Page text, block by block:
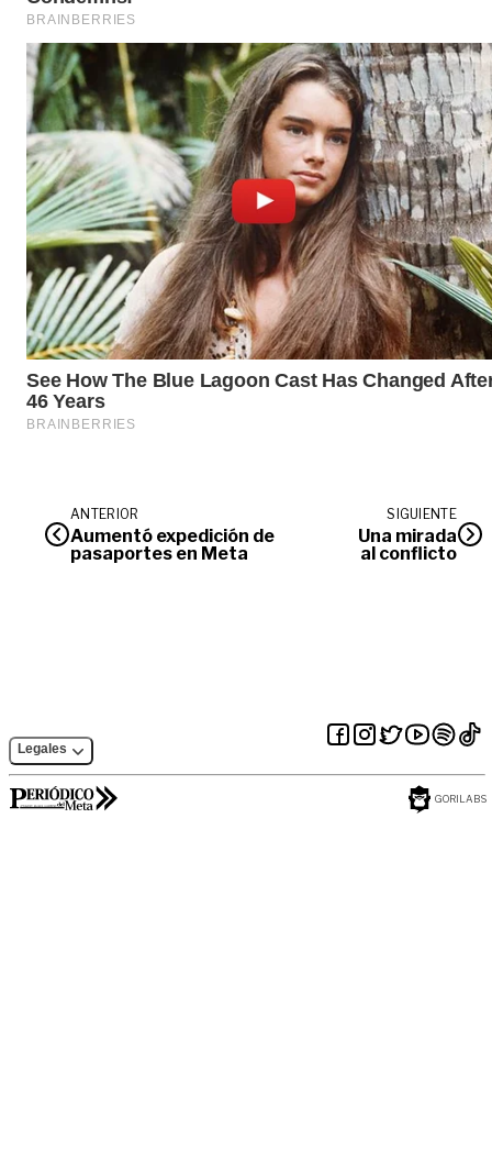
ANTERIOR
Aumentó expedición de
pasaportes en Meta
SIGUIENTE
Una mirada
al conflicto
Legales
GORILABS